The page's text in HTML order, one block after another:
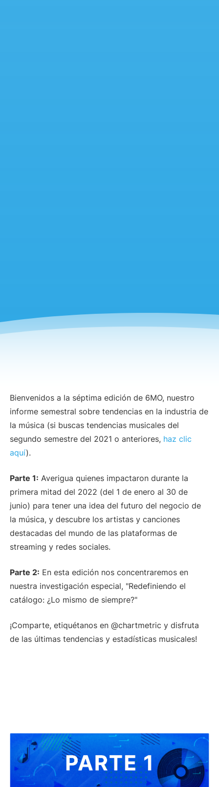
Bienvenidos a la séptima edición de 6MO, nuestro
informe semestral sobre tendencias en la industria de
la música (si buscas tendencias musicales del
segundo semestre del 2021 o anteriores, haz clic
aquí).
Parte 1: Averigua quienes impactaron durante la
primera mitad del 2022 (del 1 de enero al 30 de
junio) para tener una idea del futuro del negocio de
la música, y descubre los artistas y canciones
destacadas del mundo de las plataformas de
streaming y redes sociales.
Parte 2: En esta edición nos concentraremos en
nuestra investigación especial, "Redefiniendo el
catálogo: ¿Lo mismo de siempre?"
¡Comparte, etiquétanos en @chartmetric y disfruta
de las últimas tendencias y estadísticas musicales!